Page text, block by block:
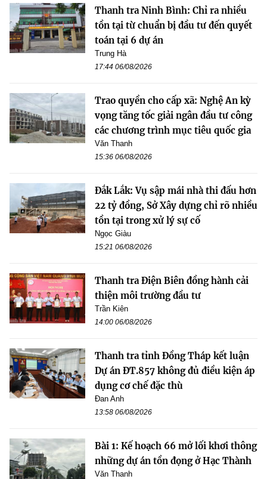
Thanh tra Ninh Bình: Chỉ ra nhiều
tồn tại từ chuẩn bị đầu tư đến quyết
toán tại 6 dự án
Trung Hà
17:44 06/08/2026
Trao quyền cho cấp xã: Nghệ An kỳ
vọng tăng tốc giải ngân đầu tư công
các chương trình mục tiêu quốc gia
Văn Thanh
15:36 06/08/2026
Đắk Lắk: Vụ sập mái nhà thi đấu hơn
22 tỷ đồng, Sở Xây dựng chỉ rõ nhiều
tồn tại trong xử lý sự cố
Ngọc Giàu
15:21 06/08/2026
Thanh tra Điện Biên đồng hành cải
thiện môi trường đầu tư
Trần Kiên
14:00 06/08/2026
Thanh tra tỉnh Đồng Tháp kết luận
Dự án ĐT.857 không đủ điều kiện áp
dụng cơ chế đặc thù
Đan Anh
13:58 06/08/2026
Bài 1: Kế hoạch 66 mở lối khơi thông
những dự án tồn đọng ở Hạc Thành
Văn Thanh